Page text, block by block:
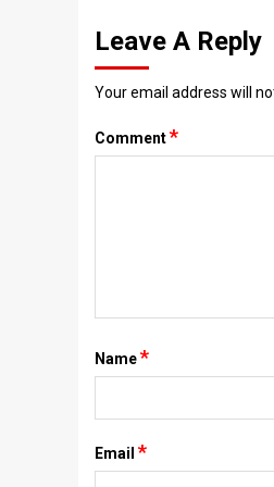
Leave A Reply
Your email address will
Comment*
Name*
Email *